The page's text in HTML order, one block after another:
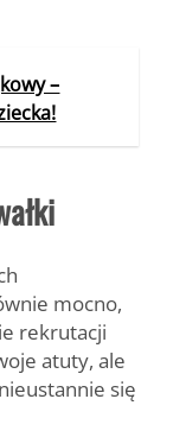
–
mocno,
rekrutacji
atuty, ale
się